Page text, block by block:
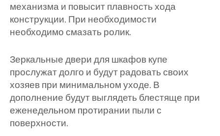
механизма и повысит плавность хода
конструкции. При необходимости
необходимо смазать ролик.
Зеркальные двери для шкафов купе
прослужат долго и будут радовать своих
хозяев при минимальном уходе. В
дополнение будут выглядеть блестяще при
еженедельном протирании пыли с
поверхности.